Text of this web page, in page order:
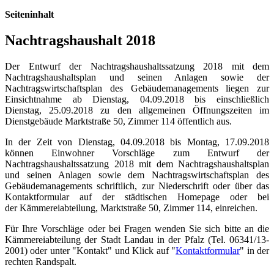
Seiteninhalt
Nachtragshaushalt 2018
Der Entwurf der Nachtragshaushaltssatzung 2018 mit dem
Nachtragshaushaltsplan und seinen Anlagen sowie der
Nachtragswirtschaftsplan des Gebäudemanagements liegen zur
Einsichtnahme ab Dienstag, 04.09.2018 bis einschließlich
Dienstag, 25.09.2018 zu den allgemeinen Öffnungszeiten im
Dienstgebäude Marktstraße 50, Zimmer 114 öffentlich aus.
In der Zeit von Dienstag, 04.09.2018 bis Montag, 17.09.2018
können Einwohner Vorschläge zum Entwurf der
Nachtragshaushaltssatzung 2018 mit dem Nachtragshaushaltsplan
und seinen Anlagen sowie dem Nachtragswirtschaftsplan des
Gebäudemanagements schriftlich, zur Niederschrift oder über das
Kontaktformular auf der städtischen Homepage oder bei
der Kämmereiabteilung, Marktstraße 50, Zimmer 114, einreichen.
Für Ihre Vorschläge oder bei Fragen wenden Sie sich bitte an die
Kämmereiabteilung der Stadt Landau in der Pfalz (Tel. 06341/13-
2001) oder unter "Kontakt" und Klick auf "Kontaktformular" in der
rechten Randspalt.